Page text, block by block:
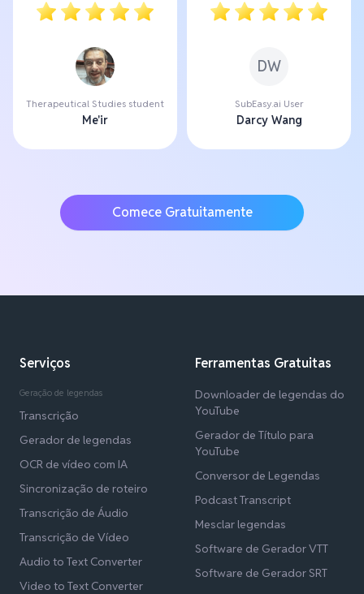
Therapeutical Studies student
Me'ir
DW
SubEasy.ai User
Darcy Wang
Comece Gratuitamente
Serviços
Geração de legendas
Transcrição
Gerador de legendas
OCR de vídeo com IA
Sincronização de roteiro
Transcrição de Áudio
Transcrição de Vídeo
Audio to Text Converter
Video to Text Converter
Ferramentas Gratuitas
Downloader de legendas do
YouTube
Gerador de Título para
YouTube
Conversor de Legendas
Podcast Transcript
Mesclar legendas
Software de Gerador VTT
Software de Gerador SRT